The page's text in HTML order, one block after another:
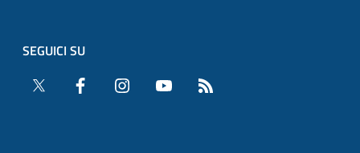
SEGUICI SU
Twitter
Facebook Instagram YouTube